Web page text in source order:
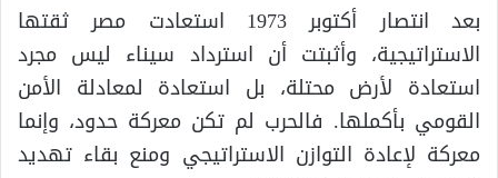
بعد انتصار أكتوبر 1973 استعادت مصر ثقتها
الاستراتيجية، وأثبتت أن استرداد سيناء ليس مجرد
استعادة لأرض محتلة، بل استعادة لمعادلة الأمن
القومي بأكملها. فالحرب لم تكن معركة حدود، وإنما
معركة لإعادة التوازن الاستراتيجي ومنع بقاء تهديد